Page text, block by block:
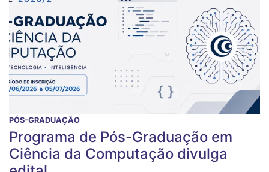
PÓS-GRADUAÇÃO
Programa de Pós-Graduação em
Ciência da Computação divulga